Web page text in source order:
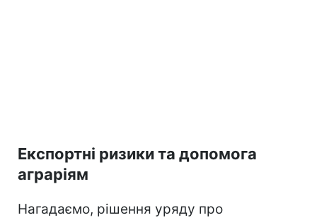
Експортні ризики та допомога
аграріям
Нагадаємо, рішення уряду про